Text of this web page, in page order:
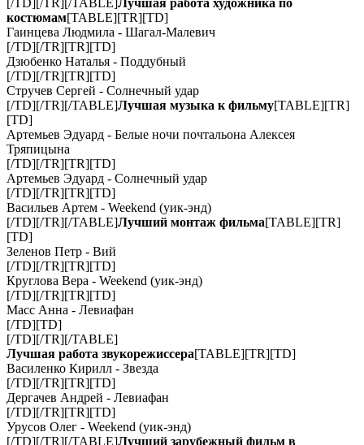
костюмам[TABLE][TR][TD]
Гаинцева Людмила - Шагал-Малевич
[/TD][/TR][TR][TD]
Дзюбенко Наталья - Поддубный
[/TD][/TR][TR][TD]
Стручев Сергей - Солнечный удар
[/TD][/TR][/TABLE]Лучшая музыка к фильму[TABLE][TR]
[TD]
Артемьев Эдуард - Белые ночи почтальона Алексея
Тряпицына
[/TD][/TR][TR][TD]
Артемьев Эдуард - Солнечный удар
[/TD][/TR][TR][TD]
Васильев Артем - Weekend (уик-энд)
[/TD][/TR][/TABLE]Лучший монтаж фильма[TABLE][TR]
[TD]
Зеленов Петр - Вий
[/TD][/TR][TR][TD]
Круглова Вера - Weekend (уик-энд)
[/TD][/TR][TR][TD]
Масс Анна - Левиафан
[/TD][TD]
[/TD][/TR][/TABLE]
Лучшая работа звукорежиссера[TABLE][TR][TD]
Василенко Кирилл - Звезда
[/TD][/TR][TR][TD]
Дергачев Андрей - Левиафан
[/TD][/TR][TR][TD]
Урусов Олег - Weekend (уик-энд)
[/TD][/TR][/TABLE]Лучший зарубежный фильм в